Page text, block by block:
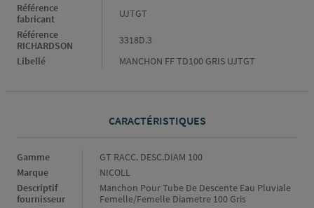
Référence
fabricant
UJTGT
Référence
RICHARDSON
3318D.3
Libellé
MANCHON FF TD100 GRIS UJTGT
CARACTÉRISTIQUES
Caractéristiques
Gamme
GT RACC. DESC.DIAM 100
Marque
NICOLL
Descriptif
fournisseur
Manchon Pour Tube De Descente Eau Pluviale
Femelle/Femelle Diametre 100 Gris